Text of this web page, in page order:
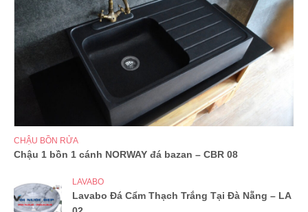
CHẬU BỒN RỬA
Chậu 1 bồn 1 cánh NORWAY đá bazan – CBR 08
LAVABO
Lavabo Đá Cẩm Thạch Trắng Tại Đà Nẵng – LA